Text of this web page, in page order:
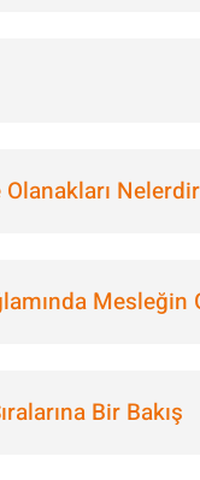
Mesleğin
Bir Bakış